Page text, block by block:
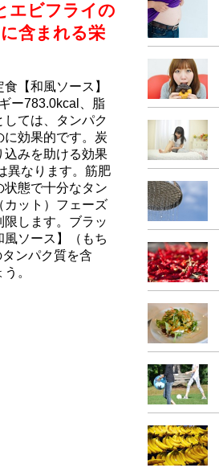
エビフライの
含まれる栄
【和風ソース】
ー783.0kcal、脂
ては、タンパク
効果的です。炭
込みを助ける効果
異なります。筋肥
態で十分なタン
カット）フェーズ
します。ブラッ
ソース】（もち
ンパク質を含
。